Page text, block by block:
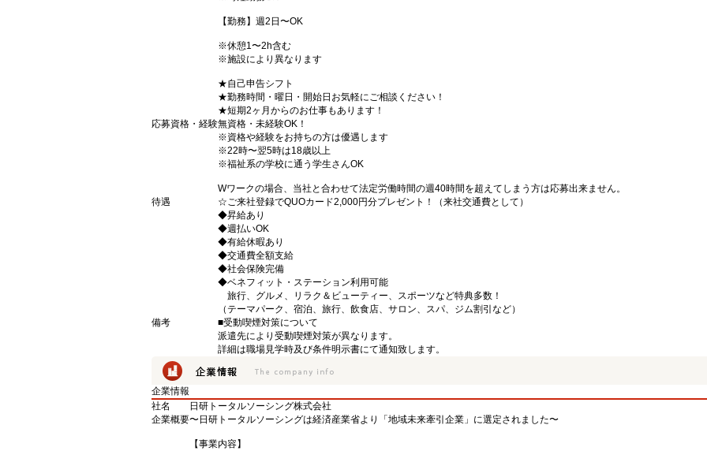
【勤務】週2日〜OK
※休憩1〜2h含む
※施設により異なります
★自己申告シフト
★勤務時間・曜日・開始日お気軽にご相談ください！
★短期2ヶ月からのお仕事もあります！
応募資格・経験無資格・未経験OK！
※資格や経験をお持ちの方は優遇します
※22時〜翌5時は18歳以上
※福祉系の学校に通う学生さんOK
Wワークの場合、当社と合わせて法定労働時間の週40時間を超えてしまう方は応募出来ません。
待遇
☆ご来社登録でQUOカード2,000円分プレゼント！（来社交通費として）
◆昇給あり
◆週払いOK
◆有給休暇あり
◆交通費全額支給
◆社会保険完備
◆ベネフィット・ステーション利用可能
旅行、グルメ、リラク＆ビューティー、スポーツなど特典多数！
（テーマパーク、宿泊、旅行、飲食店、サロン、スパ、ジム割引など）
備考
■受動喫煙対策について
派遣先により受動喫煙対策が異なります。
詳細は職場見学時及び条件明示書にて通知致します。
企業情報
社名
日研トータルソーシング株式会社
企業概要〜日研トータルソーシングは経済産業省より「地域未来牽引企業」に選定されました〜
【事業内容】